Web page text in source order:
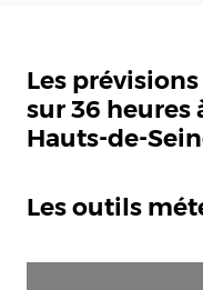
Les
sur 36 heures
Hauts-de-
Les outils